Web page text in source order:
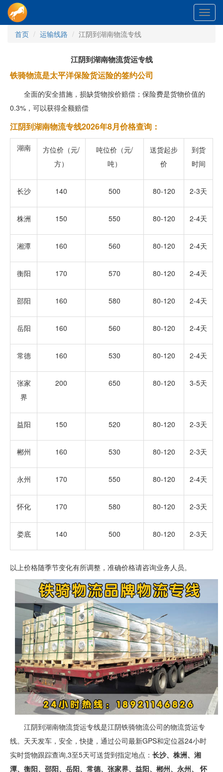
首页
运输线路 江阴到湖南物流专线
江阴到湖南物流货运专线
铁骑物流是太平洋保险货运险的签约公司
全面的安全措施，损缺货物按价赔偿；保险费是货物价值的
0.3%，可以获得全额赔偿
江阴到湖南物流专线2026年8月价格查询：
湖南
方位价（元/
方）
吨位价（元/
吨）
送货起步
价
到货
时间
长沙 140 500 80-120 2-3天
株洲 150 550 80-120 2-4天
湘潭 160 560 80-120 2-4天
衡阳 170 570 80-120 2-4天
邵阳 160 580 80-120 2-4天
岳阳 160 560 80-120 2-4天
常德 160 530 80-120 2-4天
张家
界
200 650 80-120 3-5天
益阳 150 520 80-120 2-3天
郴州 160 530 80-120 2-3天
永州 170 550 80-120 2-4天
怀化 170 580 80-120 2-3天
娄底 140 500 80-120 2-3天
以上价格随季节变化有所调整，准确价格请咨询业务人员。
江阴到湖南物流货运专线是江阴铁骑物流公司的物流货运专
线。天天发车，安全，快捷，通过公司最新GPS和定位器24小时
实时货物跟踪查询,3至5天可送货到指定地点： 长沙、株洲、湘
潭、衡阳、邵阳、岳阳、常德、张家界、益阳、郴州、永州、 怀